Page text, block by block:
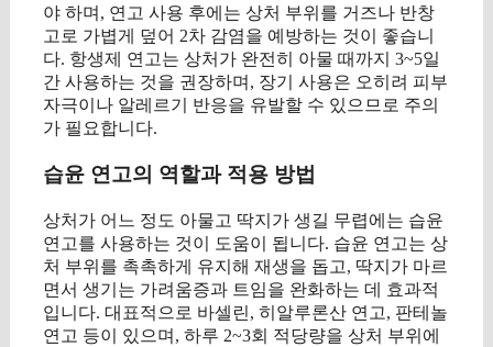
야 하며, 연고 사용 후에는 상처 부위를 거즈나 반창
고로 가볍게 덮어 2차 감염을 예방하는 것이 좋습니
다. 항생제 연고는 상처가 완전히 아물 때까지 3~5일
간 사용하는 것을 권장하며, 장기 사용은 오히려 피부
자극이나 알레르기 반응을 유발할 수 있으므로 주의
가 필요합니다.
습윤 연고의 역할과 적용 방법
상처가 어느 정도 아물고 딱지가 생길 무렵에는 습윤
연고를 사용하는 것이 도움이 됩니다. 습윤 연고는 상
처 부위를 촉촉하게 유지해 재생을 돕고, 딱지가 마르
면서 생기는 가려움증과 트임을 완화하는 데 효과적
입니다. 대표적으로 바셀린, 히알루론산 연고, 판테놀
연고 등이 있으며, 하루 2~3회 적당량을 상처 부위에